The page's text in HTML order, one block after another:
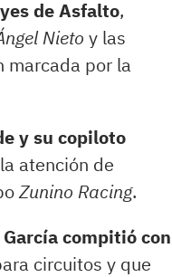
de Asfalto,
Nieto y las
marcada por la
y su copiloto
atención de
Zunino Racing.
compitió con
circuitos y que